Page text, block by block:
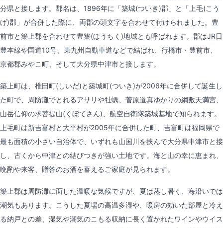
分県と接します。郡名は、1896年に「築城(ついき)郡」と「上毛(こう
げ)郡」が合併した際に、両郡の頭文字を合わせて付けられました。豊
前市と築上郡を合わせて豊築(ほうちく)地域とも呼ばれます。郡はJR日
豊本線や国道10号、東九州自動車道などで結ばれ、行橋市・豊前市、
京都郡みやこ町、そして大分県中津市と接します。
築上町は、椎田町(しいだ)と築城町(ついき)が2006年に合併して誕生し
た町で、周防灘でとれるアサリや牡蠣、菅原道真ゆかりの綱敷天満宮、
山岳信仰の求菩提山(くぼてさん)、航空自衛隊築城基地で知られます。
上毛町は新吉富村と大平村が2005年に合併した町、吉富町は福岡県で
最も面積の小さい自治体で、いずれも山国川を挟んで大分県中津市と接
し、古くから中津との結びつきが強い土地です。海と山の幸に恵まれ、
晩酌や来客、贈答のお酒を蓄えるご家庭が見られます。
築上郡は周防灘に面した温暖な気候ですが、夏は蒸し暑く、海沿いでは
潮気もあります。こうした夏場の高温多湿や、暖房の効いた部屋と冷え
る納戸との差、湿気や潮気のこもる収納に長く置かれたワインやウイス